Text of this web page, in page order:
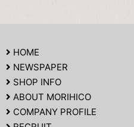
HOME
NEWSPAPER
SHOP INFO
ABOUT MORIHICO
COMPANY PROFILE